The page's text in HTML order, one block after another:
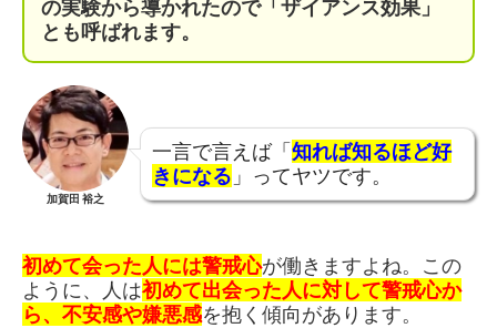
の実験から導かれたので「ザイアンス効果」
とも呼ばれます。
加賀田 裕之
一言で言えば「 知れば知るほど好
きになる 」ってヤツです。
初めて会った人には警戒心が働きますよね。この
ように、人は初めて出会った人に対して警戒心か
ら、不安感や嫌悪感を抱く傾向があります。